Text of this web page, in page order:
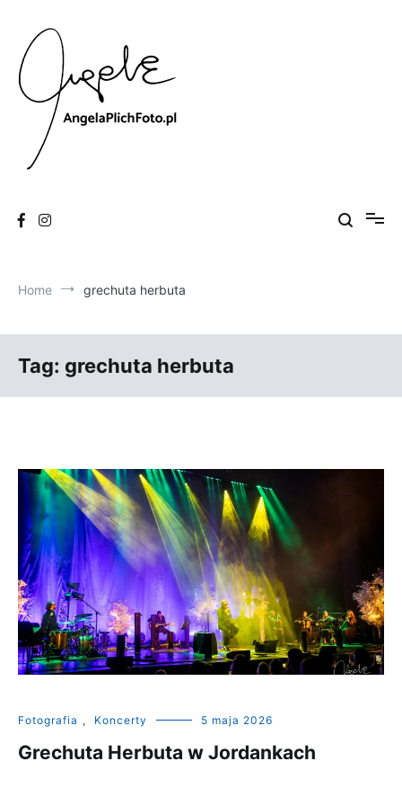
content
Home grechuta herbuta
Tag: grechuta herbuta
Fotografia , Koncerty 5 maja 2026
Grechuta Herbuta w Jordankach